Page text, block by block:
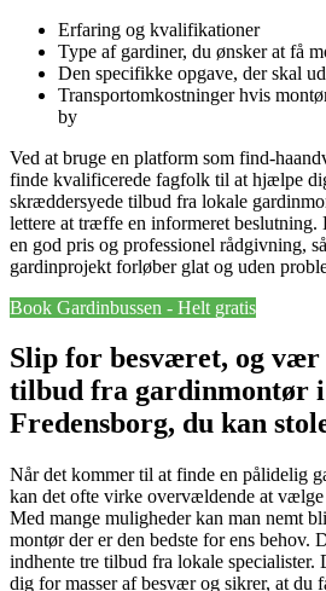
Erfaring og kvalifikationer
Type af gardiner, du ønsker at få
Den specifikke opgave, der skal
Transportomkostninger hvis
by
Ved at bruge en platform som find-
finde kvalificerede fagfolk til at hjælpe
skræddersyede tilbud fra lokale
lettere at træffe en informeret beslutning.
en god pris og professionel rådgivning,
gardinprojekt forløber glat og uden
Book Gardinbussen - Helt gratis
Slip for besværet, og vær
tilbud fra gardinmontør
Fredensborg, du kan
Når det kommer til at finde en pålidelig
kan det ofte virke overvældende at
Med mange muligheder kan man nemt
montør der er den bedste for ens behov.
indhente tre tilbud fra lokale specialister.
dig for masser af besvær og sikrer, at du